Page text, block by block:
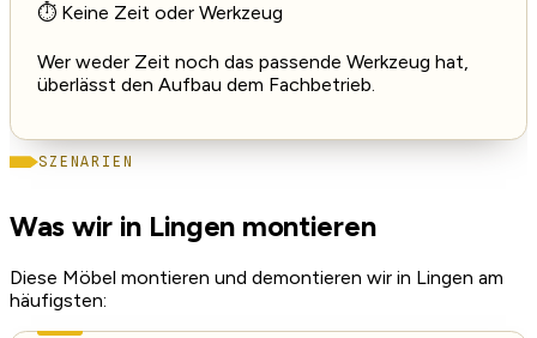
⏱️ Keine Zeit oder Werkzeug
Wer weder Zeit noch das passende Werkzeug hat,
überlässt den Aufbau dem Fachbetrieb.
SZENARIEN
Was wir in Lingen montieren
Diese Möbel montieren und demontieren wir in Lingen am
häufigsten: